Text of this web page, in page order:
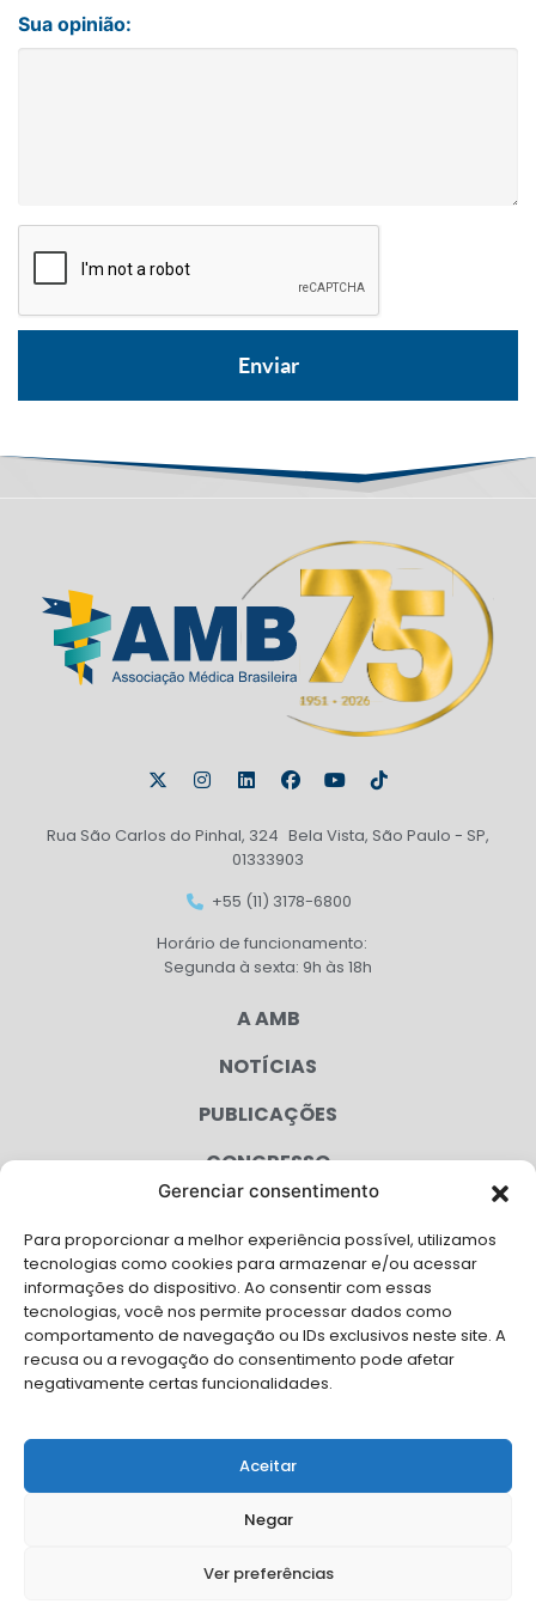
Gerenciar consentimento
Para proporcionar a melhor experiência possível, utilizamos
tecnologias como cookies para armazenar e/ou acessar
informações do dispositivo. Ao consentir com essas
tecnologias, você nos permite processar dados como
comportamento de navegação ou IDs exclusivos neste site. A
recusa ou a revogação do consentimento pode afetar
negativamente certas funcionalidades.
Aceitar
Negar
Ver preferências
Sua opinião:
Rua São Carlos do Pinhal, 324 Bela Vista, São Paulo - SP,
01333903
+55 (11) 3178-6800
Horário de funcionamento:
Segunda à sexta: 9h às 18h
A AMB
NOTÍCIAS
PUBLICAÇÕES
CONGRESSO
CAMPANHAS
SERVIÇOS
FILIADAS
FALE CONOSCO
Solicite Apoio Institucional da AMB para o seu evento